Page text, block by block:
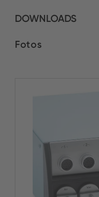
DOWNLOADS
Fotos